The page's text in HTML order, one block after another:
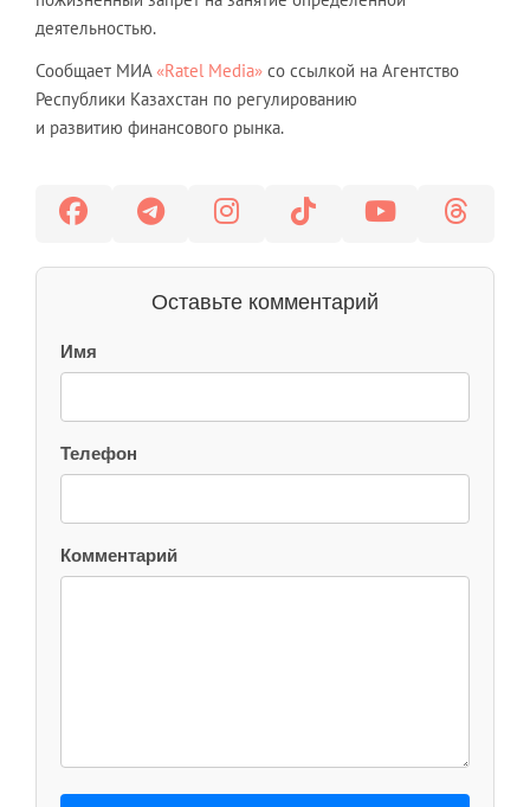
деятельностью.
Сообщает МИА «Ratel Media» со ссылкой на Агентство
Республики Казахстан по регулированию
и развитию финансового рынка.
Оставьте комментарий
Имя
Телефон
Комментарий